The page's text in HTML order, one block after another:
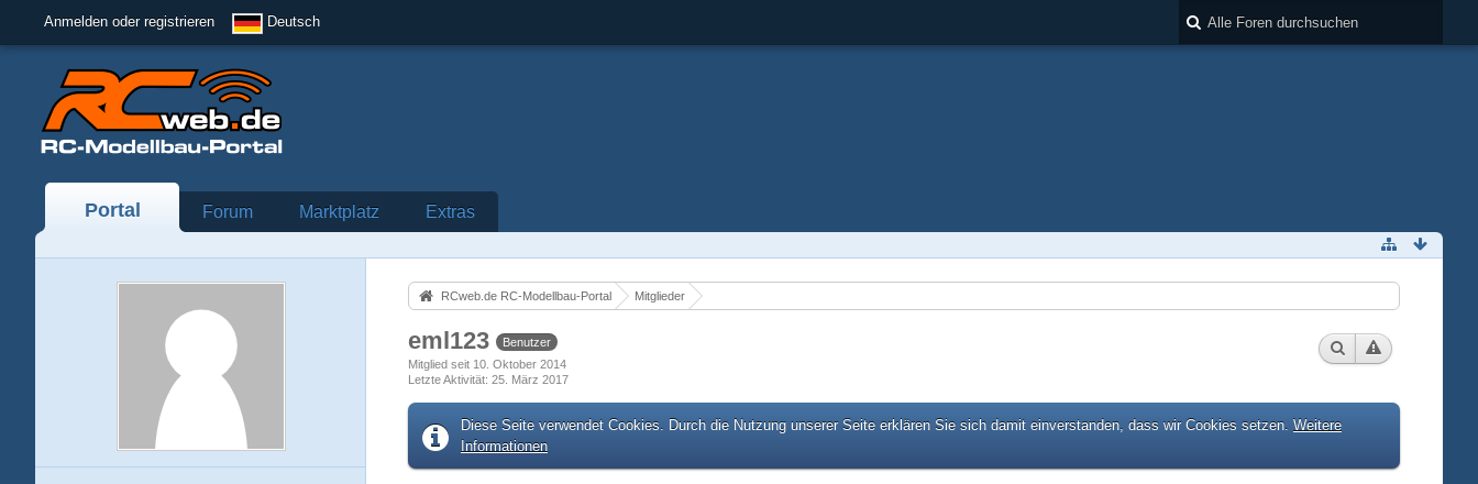
Anmelden oder registrieren Deutsch
Portal Forum Marktplatz Extras
RCweb.de RC-Modellbau-Portal Mitglieder
eml123
Benutzer
Mitglied seit 10. Oktober 2014
Letzte Aktivität 25. März 2017
Diese Seite verwendet Cookies. Durch die Nutzung unserer Seite erklären Sie sich damit einverstanden, dass wir Cookies setzen. Weitere
Informationen